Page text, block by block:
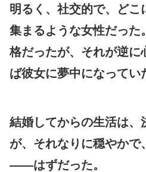
明るく、社交的で、どこ
集まるような女性だった
格だったが、それが逆に
ば彼女に夢中になってい
結婚してからの生活は、
が、それなりに穏やかで
――はずだった。